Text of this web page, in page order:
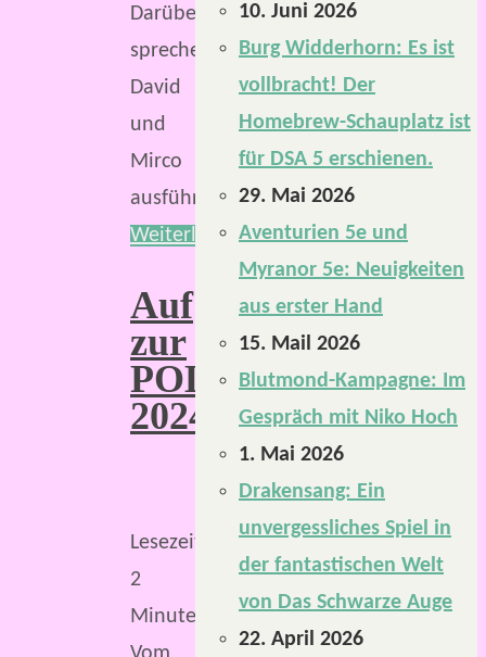
Darüber
sprechen
David
und
Mirco
ausführlich.
Weiterlesen
Auf
zur
POLARIS
2024!
Lesezeit:
2
Minuten
10. Juni 2026
Burg Widderhorn: Es ist
vollbracht! Der
Homebrew-Schauplatz ist
für DSA 5 erschienen.
29. Mai 2026
Aventurien 5e und
Myranor 5e: Neuigkeiten
aus erster Hand
15. Mail 2026
Blutmond-Kampagne: Im
Gespräch mit Niko Hoch
1. Mai 2026
Drakensang: Ein
unvergessliches Spiel in
der fantastischen Welt
von Das Schwarze Auge
22. April 2026